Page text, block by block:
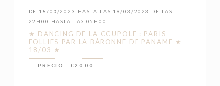
DE 18/03/2023 HASTA LAS 19/03/2023 DE LAS
22H00 HASTA LAS 05H00
★ DANCING DE LA COUPOLE : PARIS
FOLLIES PAR LA BÂRONNE DE PANAME ★
18/03 ★
PRECIO : €20.00